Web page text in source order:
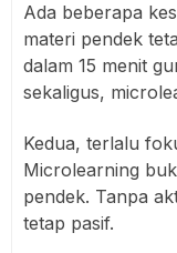
Ada beberapa
materi pendek
dalam 15 menit
sekaligus,
Kedua, terlalu
Microlearning
pendek. Tanpa
tetap pasif.